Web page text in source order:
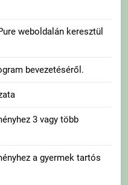
weboldalán keresztül
bevezetéséről.
3 vagy több
a gyermek tartós